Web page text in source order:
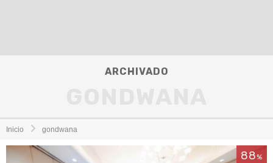
ARCHIVADO
Inicio gondwana
88%